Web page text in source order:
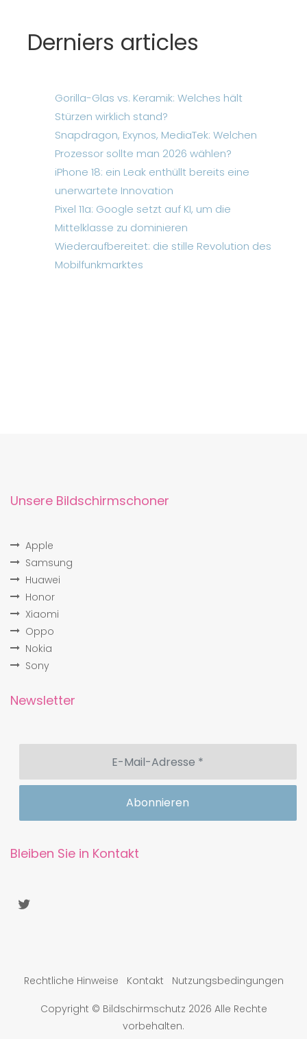
Derniers articles
Gorilla-Glas vs. Keramik: Welches hält
Stürzen wirklich stand?
Snapdragon, Exynos, MediaTek: Welchen
Prozessor sollte man 2026 wählen?
iPhone 18: ein Leak enthüllt bereits eine
unerwartete Innovation
Pixel 11a: Google setzt auf KI, um die
Mittelklasse zu dominieren
Wiederaufbereitet: die stille Revolution des
Mobilfunkmarktes
Unsere Bildschirmschoner
Apple
Samsung
Huawei
Honor
Xiaomi
Oppo
Nokia
Sony
Newsletter
Bleiben Sie in Kontakt
Rechtliche Hinweise Kontakt Nutzungsbedingungen
Copyright © Bildschirmschutz 2026 Alle Rechte
vorbehalten.